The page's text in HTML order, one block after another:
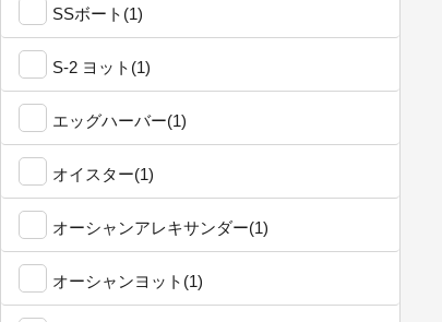
SSボート(1)
S-2 ヨット(1)
エッグハーバー(1)
オイスター(1)
オーシャンアレキサンダー(1)
オーシャンヨット(1)